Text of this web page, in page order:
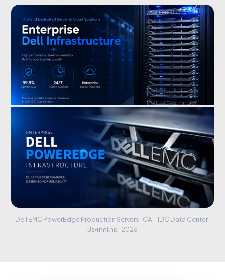
Dell EMC PowerEdge Production Servers · CAT-IDC Data Center ·
ประเทศไทย · 2026